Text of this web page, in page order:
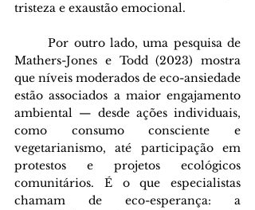
tristeza e exaustão emocional.
	Por outro lado, uma pesquisa de
Mathers-Jones e Todd (2023) mostra
que níveis moderados de eco-ansiedade
estão associados a maior engajamento
ambiental — desde ações individuais,
como consumo consciente e
vegetarianismo, até participação em
protestos e projetos ecológicos
comunitários. É o que especialistas
chamam de eco-esperança: a